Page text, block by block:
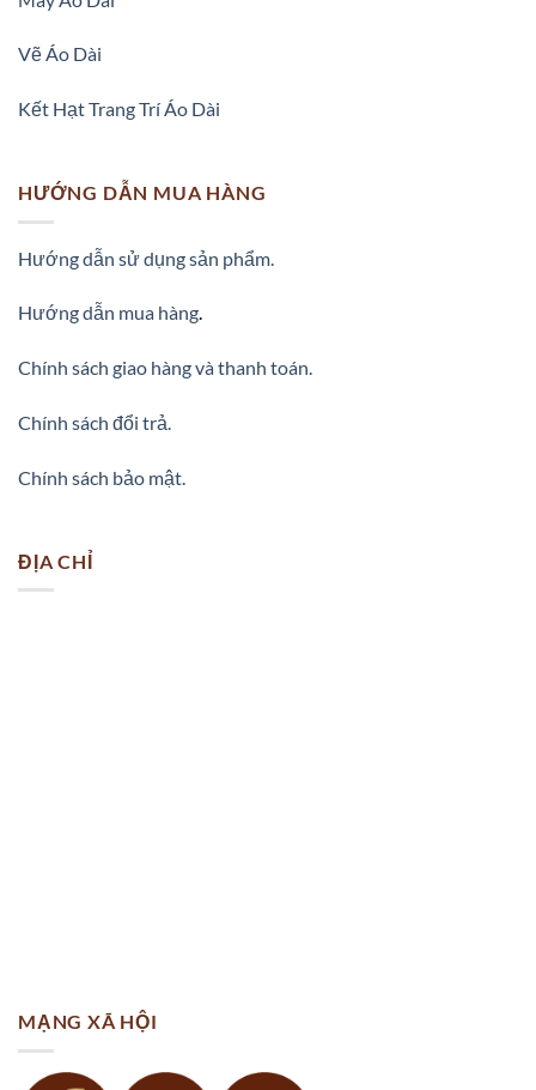
Vẽ Áo Dài
Kết Hạt Trang Trí Áo Dài
HƯỚNG DẪN MUA HÀNG
Hướng dẫn sử dụng sản phẩm.
Hướng dẫn mua hàng.
Chính sách giao hàng và thanh toán.
Chính sách đổi trả.
Chính sách bảo mật.
ĐỊA CHỈ
MẠNG XÃ HỘI